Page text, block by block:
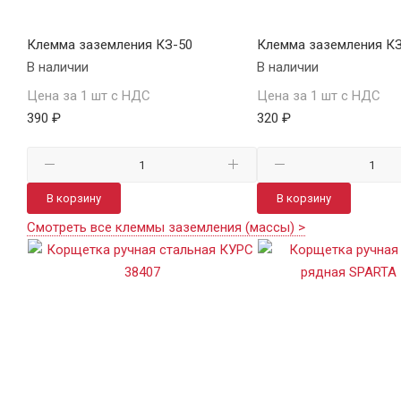
Клемма заземления КЗ-50
В наличии
Цена за 1 шт с НДС
390 ₽
В корзину
Клемма заземления
В наличии
Цена за 1 шт с НДС
320 ₽
В корзину
Смотреть все клеммы заземления (массы) >